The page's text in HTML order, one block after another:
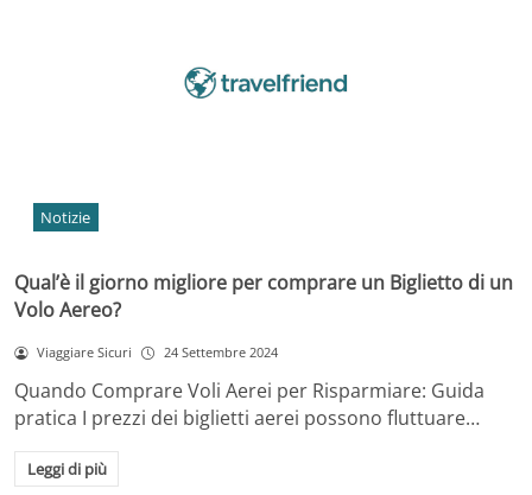
Notizie
Qual’è il giorno migliore per comprare un Biglietto di un
Volo Aereo?
Viaggiare Sicuri 24 Settembre 2024
Quando Comprare Voli Aerei per Risparmiare: Guida
pratica I prezzi dei biglietti aerei possono fluttuare…
Leggi di più